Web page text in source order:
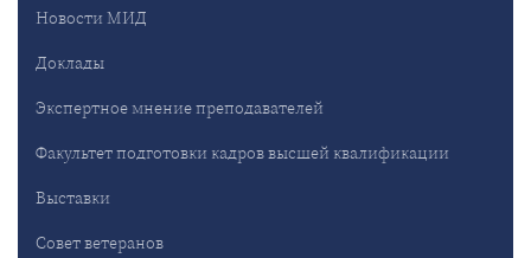
Новости МИД
Доклады
Экспертное мнение преподавателей
Факультет подготовки кадров высшей квалификации
Выставки
Совет ветеранов